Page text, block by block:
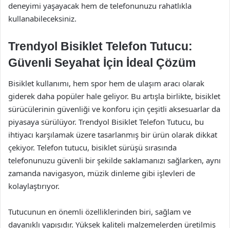
deneyimi yaşayacak hem de telefonunuzu rahatlıkla
kullanabileceksiniz.
Trendyol Bisiklet Telefon Tutucu:
Güvenli Seyahat İçin İdeal Çözüm
Bisiklet kullanımı, hem spor hem de ulaşım aracı olarak
giderek daha popüler hale geliyor. Bu artışla birlikte, bisiklet
sürücülerinin güvenliği ve konforu için çeşitli aksesuarlar da
piyasaya sürülüyor. Trendyol Bisiklet Telefon Tutucu, bu
ihtiyacı karşılamak üzere tasarlanmış bir ürün olarak dikkat
çekiyor. Telefon tutucu, bisiklet sürüşü sırasında
telefonunuzu güvenli bir şekilde saklamanızı sağlarken, aynı
zamanda navigasyon, müzik dinleme gibi işlevleri de
kolaylaştırıyor.
Tutucunun en önemli özelliklerinden biri, sağlam ve
dayanıklı yapısıdır. Yüksek kaliteli malzemelerden üretilmiş